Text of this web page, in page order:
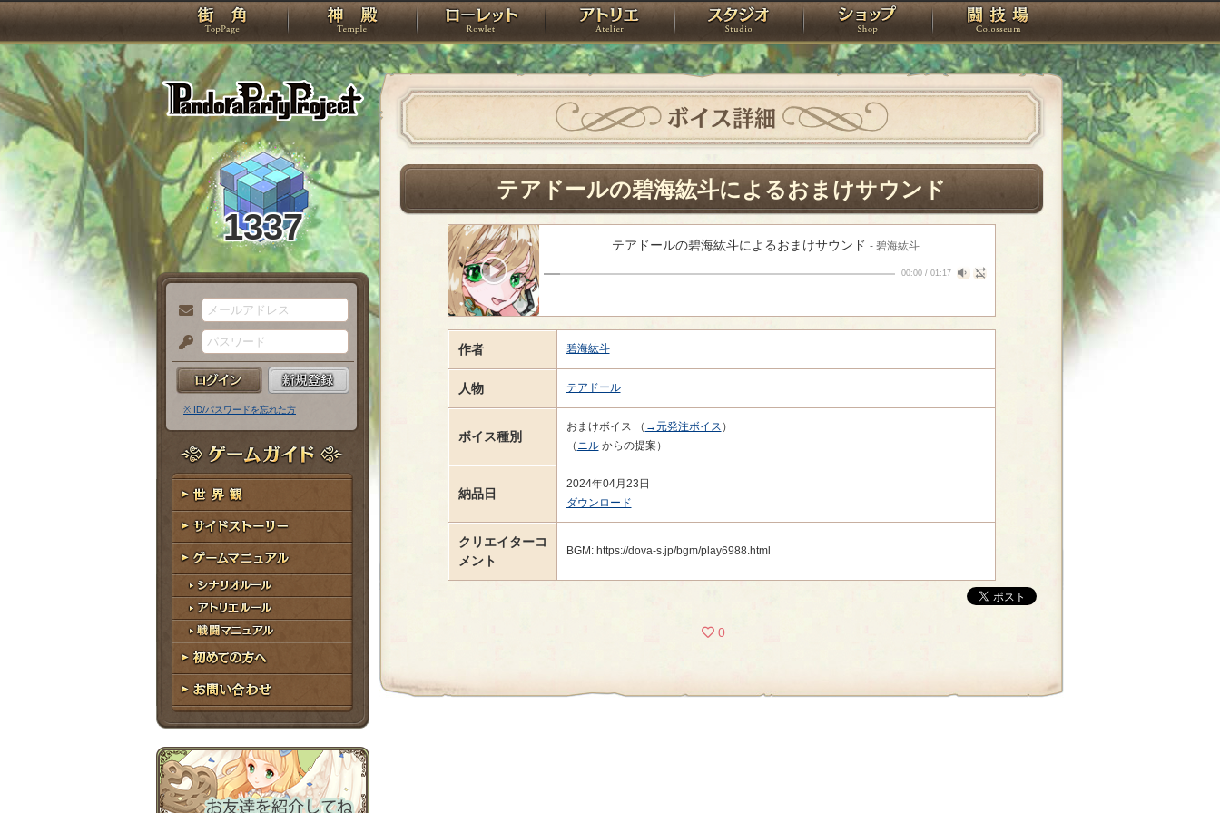
PandoraPartyProject
TOP 神殿 ローレット アトリエ スタジオ ショップ 闘技場
1337
メ
ー
ル
ア
ド
レ
ス
パ
ス
ー
ド
※ ID/パスワードを忘れた方
ゲームガイド
世界観
サイドストーリー
ゲームマニュアル
シナリオルール
アトリエルール
戦闘マニュアル
初めての方へ
お問い合わせ
ボイス詳細
テアドールの碧海紘斗によるおまけサウンド
テアドールの碧海紘斗によるおまけサウンド - 碧海紘斗
00:00/ 01:17
作者 碧海紘斗
人物 テアドール
ボイス種別
おまけボイス （ →元発注ボイス ）
（ ニルからの提案）
納品日
2024年04月23日
ダウンロード
クリエイターコ
メント
BGM: https://dova-s.jp/bgm/play6988.html
0